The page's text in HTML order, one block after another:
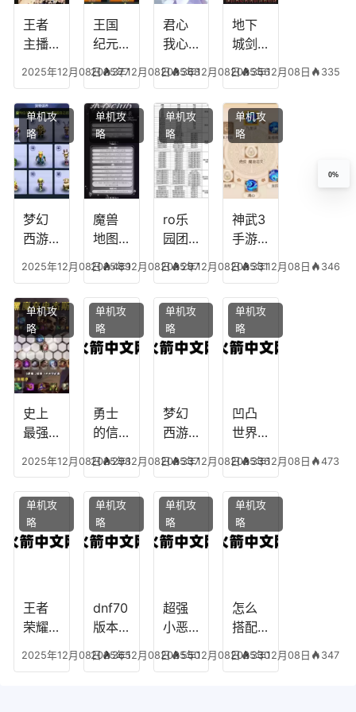
什么
模式
五雷
版哪
个组
合平
王者
主播
搭
配，
王者
最强
的主
播
2025年12月08日 377
王国
纪元
搭
配，
王国
纪元
最强
2025年12月08日 368
君心
我心
宫攻
略，
君心
我心
剧情
文本
2025年12月08日 356
地下
城剑
能加
点
图，
地下
城剑
神用
什么
装备
2025年12月08日 335
梦幻
西游
凡，
梦幻
十二
生肖
2025年12月08日 489
单机攻
略
魔兽
地图
任务
攻
略，
魔兽
世界
2025年12月08日 297
单机攻
略
ro乐
园团
附
魔，
乐园
团装
备任
2025年12月08日 331
单机攻
略
神武3
手游
辅助
技能
加
点，
神武
龙宫
怎么
2025年12月08日 346
单机攻
略
史上
最强
容搭
配，
最强
法师
2025年12月08日 298
单机攻
略
勇士
的信
物技
能，
勇士
的信
仰宠
个好
2025年12月08日 337
单机攻
略
梦幻
西游
炼丹
炉攻
略，
梦幻
西游
炉攻
略图
2025年12月08日 336
单机攻
略
凹凸
世界
全部
阵容
搭
配，
凹凸
阵容
搭配
2025年12月08日 473
单机攻
略
王者
荣耀S
2025年12月08日 365
单机攻
略
dnf70
版本
药装
2025年12月08日 550
单机攻
略
超强
小恶
容搭
2025年12月08日 330
单机攻
略
怎么
搭配
专家
2025年12月08日 347
单机攻
略
0%